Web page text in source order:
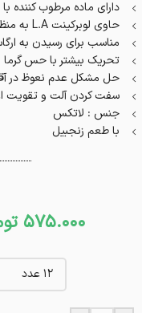
دارای ماده مرطوب کننده
حاوی لوبرکینت L.A به منظور تحریک جنسی بیشتر
مناسب برای رسیدن به
تحریک بیشتر با حس گرما
حل مشکل عدم نعوظ در
سفت کردن آلت و تقویت
جنس : لاتکس
با طعم زنجبیل
575.000